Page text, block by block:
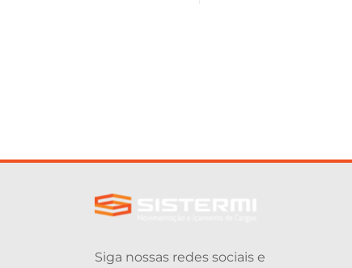
Siga nossas redes sociais e